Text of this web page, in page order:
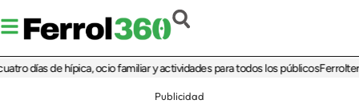
de hípica, ocio familiar y actividades para todos los públicosFerrolterra
Publicidad